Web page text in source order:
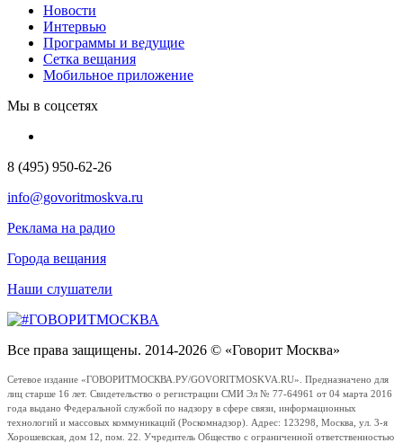
Новости
Интервью
Программы и ведущие
Сетка вещания
Мобильное приложение
Мы в соцсетях
8 (495) 950-62-26
info@govoritmoskva.ru
Реклама на радио
Города вещания
Наши слушатели
Все права защищены. 2014-2026 © «Говорит Москва»
Сетевое издание «ГОВОРИТМОСКВА.РУ/GOVORITMOSKVA.RU». Предназначено для
лиц старше 16 лет. Свидетельство о регистрации СМИ Эл № 77-64961 от 04 марта 2016
года выдано Федеральной службой по надзору в сфере связи, информационных
технологий и массовых коммуникаций (Роскомнадзор). Адрес: 123298, Москва, ул. 3-я
Хорошевская, дом 12, пом. 22. Учредитель Общество с ограниченной ответственностью